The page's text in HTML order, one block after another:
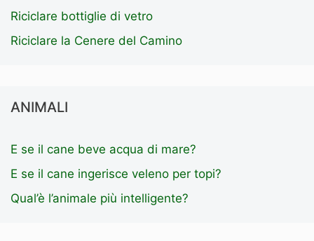
Riciclare bottiglie di vetro
Riciclare la Cenere del Camino
ANIMALI
E se il cane beve acqua di mare?
E se il cane ingerisce veleno per topi?
Qual’è l’animale più intelligente?